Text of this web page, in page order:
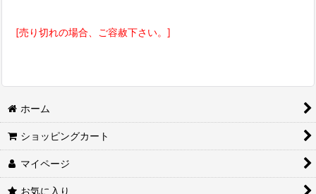
[売り切れの場合、ご容赦下さい。]
ホーム
ショッピングカート
マイページ
お気に入り